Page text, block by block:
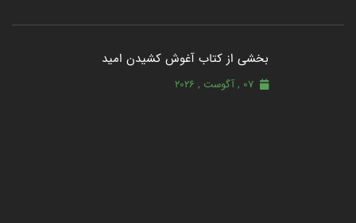
بخشی از کتاب آغوش کشیدن امید
07 , آگوست , 2026